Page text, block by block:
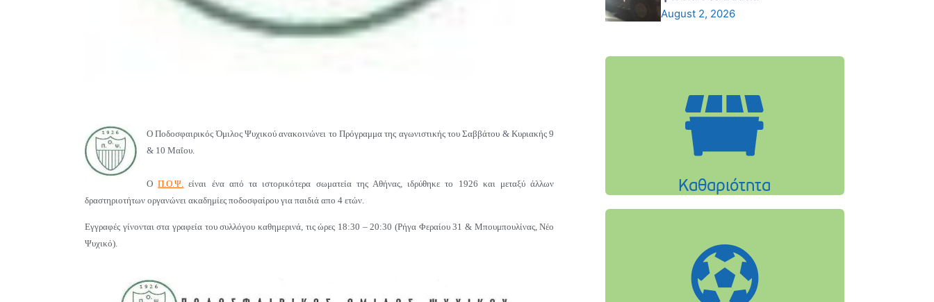
Ο Ποδοσφαιρικός Όμιλος Ψυχικού ανακοινώνει το Πρόγραμμα της αγωνιστικής του Σαββάτου & Κυριακής 9
& 10 Μαΐου.
ΟΠ.Ο.Ψ.
είναι ένα από τα ιστορικότερα σωματεία της Αθήνας, ιδρύθηκε το 1926 και μεταξύ άλλων
δραστηριοτήτων οργανώνει ακαδημίες ποδοσφαίρου για παιδιά απο 4 ετών.
Εγγραφές γίνονται στα γραφεία του συλλόγου καθημερινά, τις ώρες 18:30 – 20:30 (Ρήγα Φεραίου 31 & Μπουμπουλίνας, Νέο
Ψυχικό).
August 2, 2026